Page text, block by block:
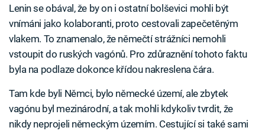
Lenin se obával, že by on i ostatní bolševici mohli být
vnímáni jako kolaboranti, proto cestovali zapečetěným
vlakem. To znamenalo, že němečtí strážníci nemohli
vstoupit do ruských vagónů. Pro zdůraznění tohoto faktu
byla na podlaze dokonce křídou nakreslena čára.
Tam kde byli Němci, bylo německé území, ale zbytek
vagónu byl mezinárodní, a tak mohli kdykoliv tvrdit, že
nikdy neprojeli německým územím. Cestující si také sami